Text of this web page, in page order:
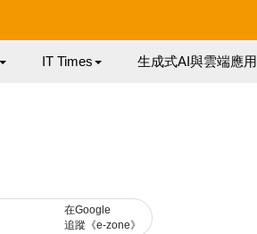
IT Times 生成式AI與雲端應用
在Google
追蹤《e-zone》